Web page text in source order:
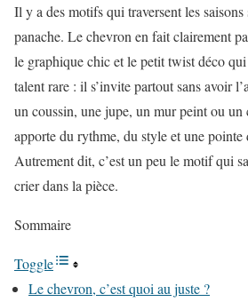
Il y a des motifs qui traversent les
panache. Le chevron en fait clairement
le graphique chic et le petit twist déco
talent rare : il s’invite partout sans avoir
un coussin, une jupe, un mur peint ou un
apporte du rythme, du style et une pointe
Autrement dit, c’est un peu le motif qui
crier dans la pièce.
Sommaire
Toggle
Le chevron, c’est quoi au juste ?